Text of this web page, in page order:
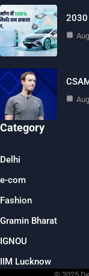
2030
Category
Delhi
e-com
Fashion
Gramin Bharat
IGNOU
IIM Lucknow